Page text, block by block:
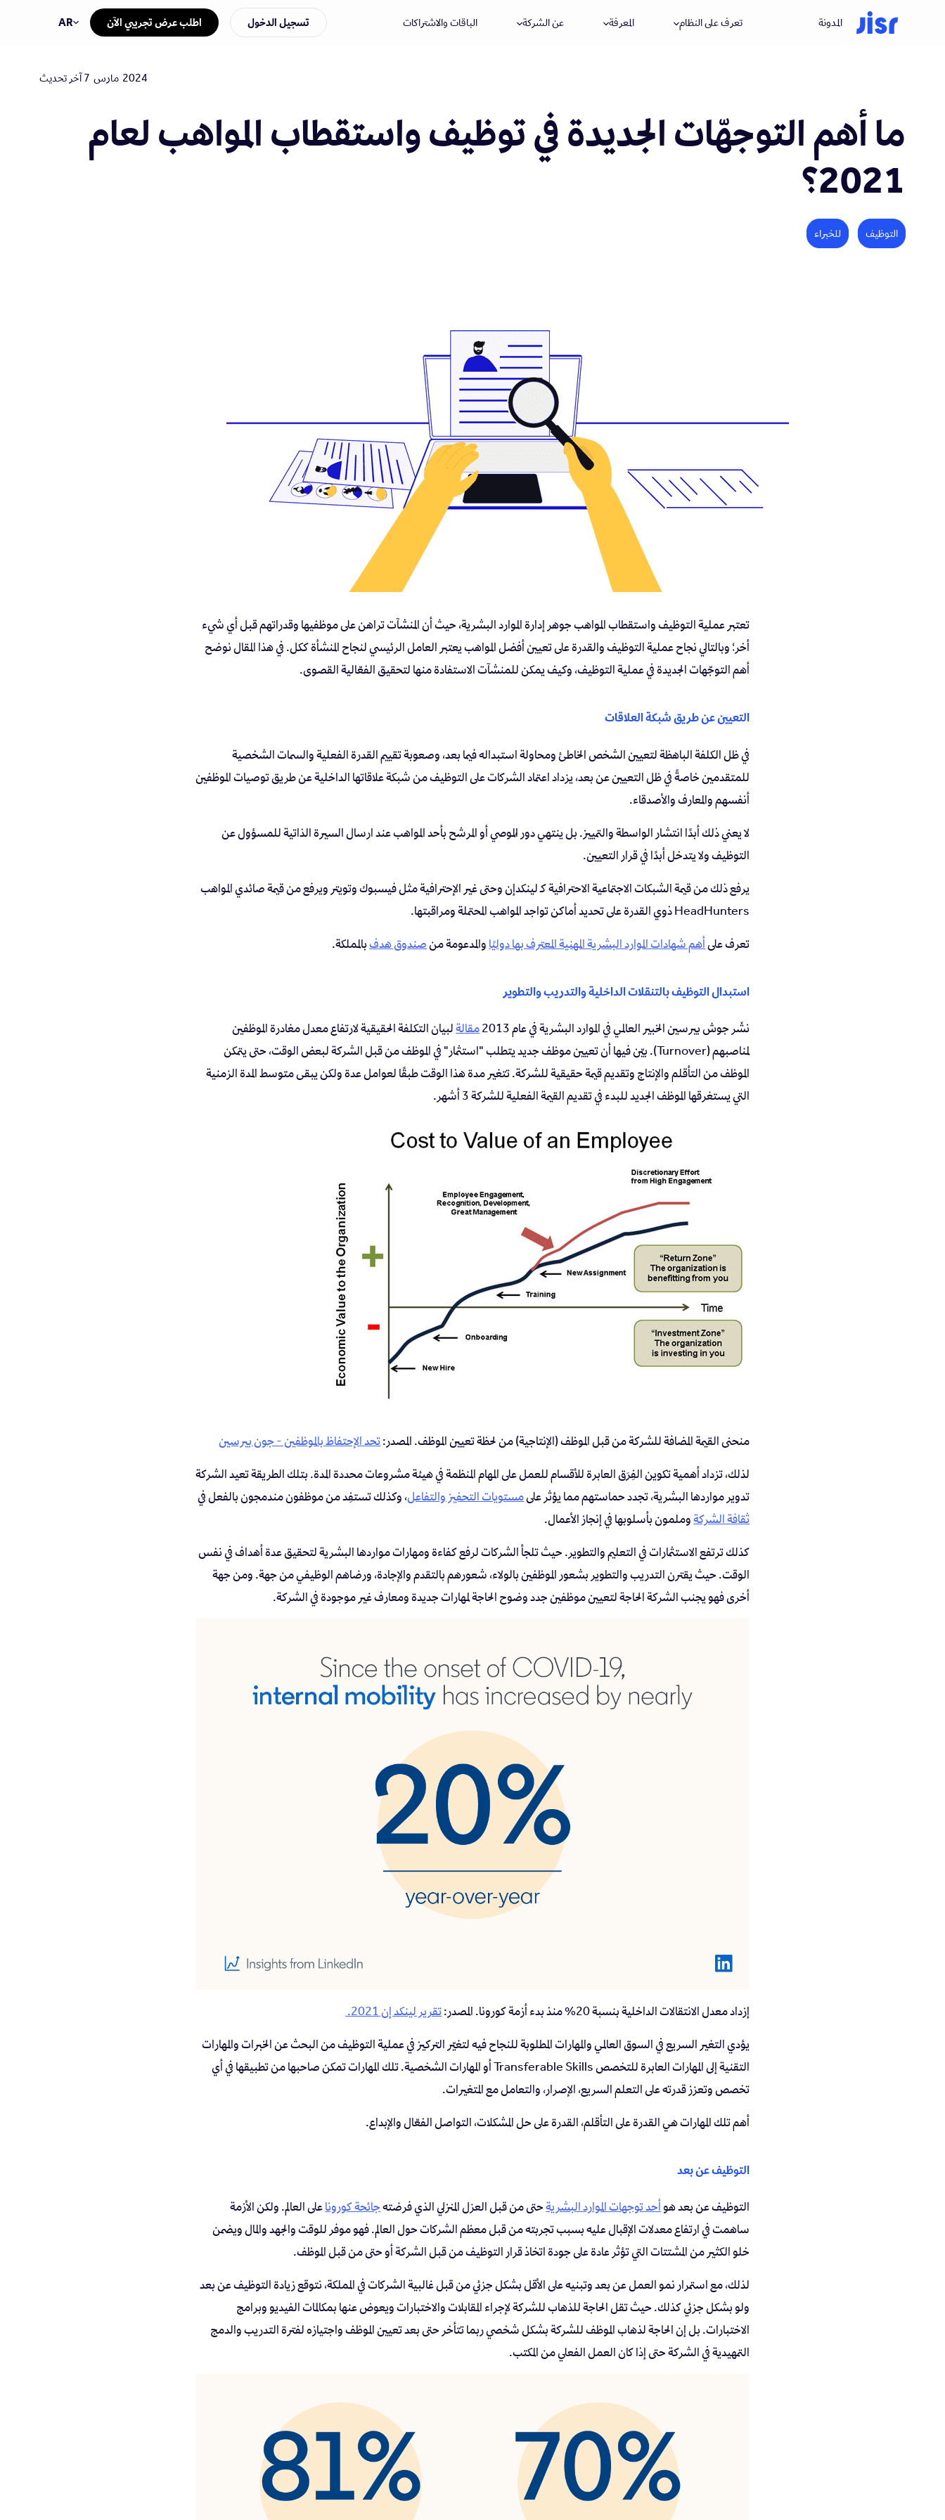
المدونة تعرف على النظام المعرفة عن الشركة الباقات والاشتراكات تسجيل الدخول اطلب عرض تجريبي الآن AR
2024 مارس 7آخر تحديث
ما أهم التوجهّات الجديدة في توظيف واستقطاب المواهب لعام
2021؟
التوظيف للخبراء
تعتبر عملية التوظيف واستقطاب المواهب جوهر إدارة الموارد البشرية، حيث أن المنشآت تراهن على موظفيها وقدراتهم قبل أي شيء
أخر؛ وبالتالي نجاح عملية التوظيف والقدرة على تعيين أفضل المواهب يعتبر العامل الرئيسي لنجاح المنشأة ككل. في هذا المقال نوضح
أهم التوجّهات الجديدة في عملية التوظيف، وكيف يمكن للمنشآت الاستفادة منها لتحقيق الفعّالية القصوى.
التعيين عن طريق شبكة العلاقات
في ظل الكلفة الباهظة لتعيين الشخص الخاطئ ومحاولة استبداله فيما بعد، وصعوبة تقييم القدرة الفعلية والسمات الشخصية
للمتقدمين خاصةً في ظل التعيين عن بعد، يزداد اعتماد الشركات على التوظيف من شبكة علاقاتها الداخلية عن طريق توصيات الموظفين
أنفسهم والمعارف والأصدقاء.
لا يعني ذلك أبدًا انتشار الواسطة والتمييز. بل ينتهي دور المُوصي أو المرشح بأحد المواهب عند ارسال السيرة الذاتية للمسؤول عن
التوظيف ولا يتدخل أبدًا في قرار التعيين.
يرفع ذلك من قيمة الشبكات الاجتماعية الاحترافية كـ لينكدإن وحتى غير الإحترافية مثل فيسبوك وتويتر ويرفع من قيمة صائدي المواهب
HeadHunters ذوي القدرة على تحديد أماكن تواجد المواهب المحتملة ومراقبتها.
تعرف علىأهم شهادات الموارد البشرية المهنية المعترف بها دوليًا والمدعومة منصندوق هدفبالمملكة.
استبدال التوظيف بالتنقلات الداخلية والتدريب والتطوير
نشَر جوش بيرسين الخبير العالمي في الموارد البشرية في عام 2013 مقالةلبيان التكلفة الحقيقية لارتفاع معدل مغادرة الموظفين
لمناصبهم (Turnover). بيّن فيها أن تعيين موظف جديد يتطلب "استثمار" في الموظف من قبل الشركة لبعض الوقت، حتى يتمكن
الموظف من التأقلم والإنتاج وتقديم قيمة حقيقية للشركة. تتغير مدة هذا الوقت طبقًا لعوامل عدة ولكن يبقى متوسط المدة الزمنية
التي يستغرقها الموظف الجديد للبدء في تقديم القيمة الفعلية للشركة 3 أشهر.
منحنى القيمة المضافة للشركة من قبل الموظف (الإنتاجية) من لحظة تعيين الموظف. المصدر:تحد الإحتفاظ بالموظفين - جون بيرسين
لذلك، تزداد أهمية تكوين الفِرَق العابرة للأقسام للعمل على المهام المنظمة في هيئة مشروعات محددة المدة. بتلك الطريقة تعيد الشركة
تدوير مواردها البشرية، تجدد حماستهم مما يؤثر علىمستويات التحفيز والتفاعل، وكذلك تستفِد من موظفون مندمجون بالفعل في
ثقافة الشركةوملمون بأسلوبها في إنجاز الأعمال.
كذلك ترتفع الاستثمارات في التعليم والتطوير. حيث تلجأ الشركات لرفع كفاءة ومهارات مواردها البشرية لتحقيق عدة أهداف في نفس
الوقت. حيث يقترن التدريب والتطوير بشعور الموظفين بالولاء، شعورهم بالتقدم والإجادة، ورضاهم الوظيفي من جهة. ومن جهة
أخرى فهو يجنب الشركة الحاجة لتعيين موظفين جدد وضوح الحاجة لمهارات جديدة ومعارف غير موجودة في الشركة.
إزداد معدل الانتقالات الداخلية بنسبة 20% منذ بدء أزمة كورونا. المصدر: تقرير لينكد إن 2021.
يؤدي التغير السريع في السوق العالمي والمهارات المطلوبة للنجاح فيه لتغيّر التركيز في عملية التوظيف من البحث عن الخبرات والمهارات
التقنية إلى المهارات العابرة للتخصص Transferable Skills أو المهارات الشخصية. تلك المهارات تمكن صاحبها من تطبيقها في أي
تخصص وتعزز قدرته على التعلم السريع، الإصرار، والتعامل مع المتغيرات.
أهم تلك المهارات هي القدرة على التأقلم، القدرة على حل المشكلات، التواصل الفعّال والإبداع.
التوظيف عن بعد
التوظيف عن بعد هو أحد توجهات الموارد البشريةحتى من قبل العزل المنزلي الذي فرضتهجائحة كوروناعلى العالم. ولكن الأزمة
ساهمت في ارتفاع معدلات الإقبال عليه بسبب تجربته من قبل معظم الشركات حول العالم. فهو موفر للوقت والجهد والمال ويضمن
خلو الكثير من المشتتات التي تؤثر عادة على جودة اتخاذ قرار التوظيف من قبل الشركة أو حتى من قبل الموظف.
لذلك، مع استمرار نمو العمل عن بعد وتبنيه على الأقل بشكل جزئي من قبل غالبية الشركات في المملكة، نتوقع زيادة التوظيف عن بعد
ولو بشكل جزئي كذلك. حيث تقل الحاجة للذهاب للشركة لإجراء المقابلات والاختبارات ويعوض عنها بمكالمات الفيديو وبرامج
الاختبارات. بل إن الحاجة لذهاب الموظف للشركة بشكل شخصي ربما تتأخر حتى بعد تعيين الموظف واجتيازه لفترة التدريب والدمج
التمهيدية في الشركة حتى إذا كان العمل الفعلي من المكتب.